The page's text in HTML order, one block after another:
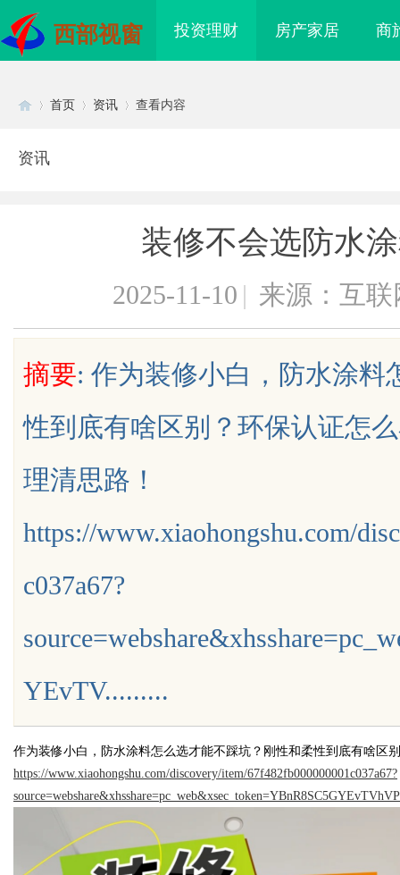
西部视窗 投资理财 房产家居 商
uz
首页 资讯 查看内容
资讯
装修不会选防水
2025-11-10 | 来源：互联
摘要: 作为装修小白，防水涂料
性到底有啥区别？环保认证怎
理清思路！
https://www.xiaohongshu.com/
c037a67?
YEvTV.........
作为装修小白，防水涂料怎么选才能不踩坑？刚性和柔性到底有啥区
https://www.xiaohongshu.com/discovery/item/67f482fb000000001c037a67?
服务商俐麸科技